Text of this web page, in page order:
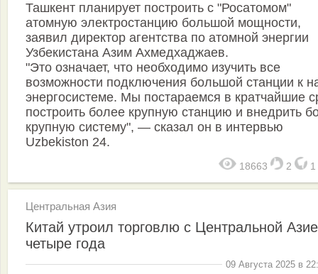
Ташкент планирует построить с "Росатомом"
атомную электростанцию большой мощности,
заявил директор агентства по атомной энергии
Узбекистана Азим Ахмедхаджаев.
"Это означает, что необходимо изучить все
возможности подключения большой станции к
энергосистеме. Мы постараемся в кратчайшие
построить более крупную станцию и внедрить
крупную систему", — сказал он в интервью
Uzbekiston 24.
18663 2 1
Центральная Азия
Китай утроил торговлю с Центральной
четыре года
09 Августа 2025 в